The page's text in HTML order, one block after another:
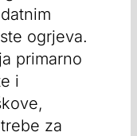
ogrjeva.
primarno
i
za